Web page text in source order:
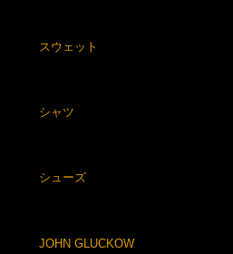
スウェット
シャツ
シューズ
JOHN GLUCKOW